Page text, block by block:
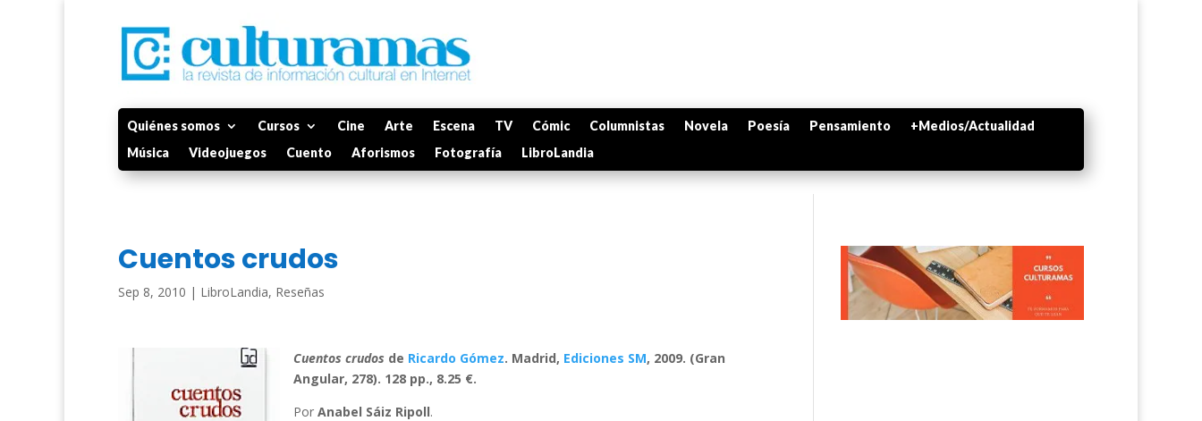
Quiénes somos Cursos Cine Arte Escena TV Cómic Columnistas Novela Poesía Pensamiento
+Medios/Actualidad
Música
Videojuegos Cuento Aforismos Fotografía LibroLandia
Cuentos crudos
Sep 8, 2010 | LibroLandia, Reseñas
Cuentos crudos de Ricardo Gómez. Madrid, Ediciones SM, 2009. (Gran
Angular, 278). 128 pp., 8.25 €.
Por Anabel Sáiz Ripoll.